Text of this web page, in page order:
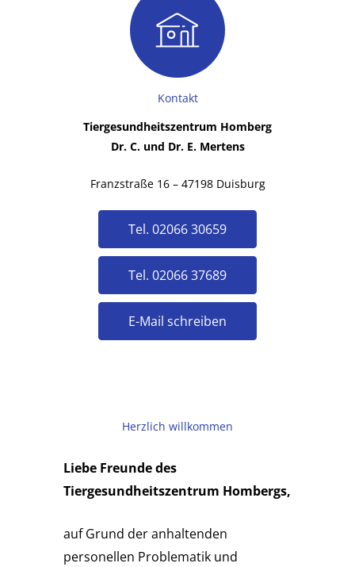
Kontakt
Tiergesundheitszentrum Homberg
Dr. C. und Dr. E. Mertens
Franzstraße 16 – 47198 Duisburg
Tel. 02066 30659
Tel. 02066 37689
E-Mail schreiben
Herzlich willkommen
Liebe Freunde des
Tiergesundheitszentrum Hombergs,
auf Grund der anhaltenden
personellen Problematik und